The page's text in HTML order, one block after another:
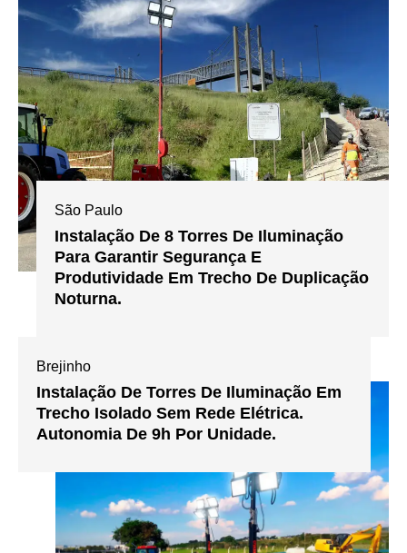
São Paulo
Instalação De 8 Torres De Iluminação
Para Garantir Segurança E
Produtividade Em Trecho De Duplicação
Noturna.
Brejinho
Instalação De Torres De Iluminação Em
Trecho Isolado Sem Rede Elétrica.
Autonomia De 9h Por Unidade.